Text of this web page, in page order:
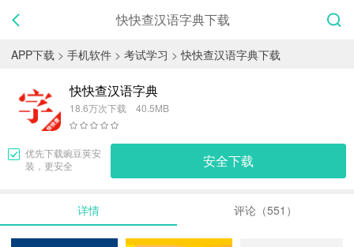
快快查汉语字典下载
APP下载 > 手机软件 > 考试学习 >快快查汉语字典下载
快快查汉语字典
18.6万次下载 40.5MB
优先下载豌豆荚安
装，更安全
安全下载
详情 评论（551）